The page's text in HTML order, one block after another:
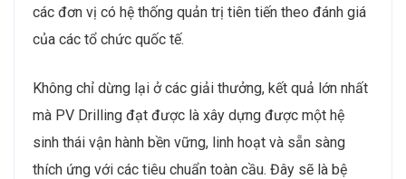
các đơn vị có hệ thống quản trị tiên tiến theo đánh giá
của các tổ chức quốc tế.
Không chỉ dừng lại ở các giải thưởng, kết quả lớn nhất
mà PV Drilling đạt được là xây dựng được một hệ
sinh thái vận hành bền vững, linh hoạt và sẵn sàng
thích ứng với các tiêu chuẩn toàn cầu. Đây sẽ là bệ